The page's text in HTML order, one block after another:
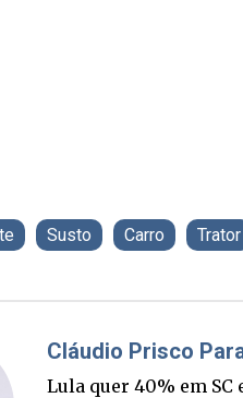
Susto Carro Trator
Fabiano Bordignon
Ponte Anita Garibaldi